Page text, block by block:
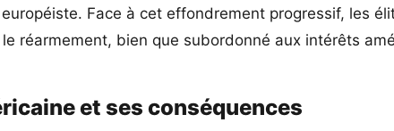
Face à cet effondrement progressif, les
réarmement, bien que subordonné aux intérêts
et ses conséquences